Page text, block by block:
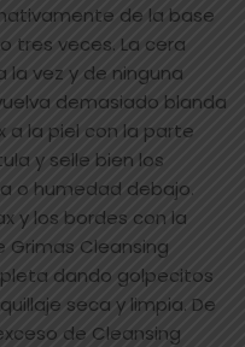
de la base
tres veces. La cera
vez y de ninguna
demasiado blanda
a la piel con la parte
y selle bien los
o humedad debajo.
y los bordes con la
Cleansing
dando golpecitos
seca y limpia. De
de Cleansing